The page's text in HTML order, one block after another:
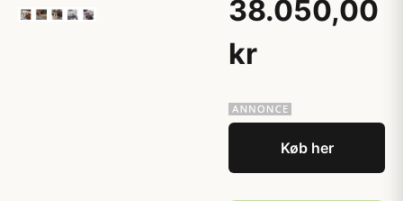
38.050,00
kr
Køb her